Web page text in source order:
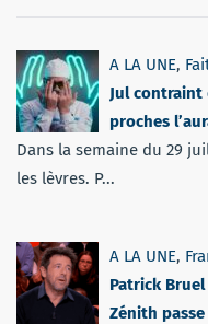
A LA UNE,
Jul contraint
proches
Dans la semaine du 29
les lèvres. P...
A LA UNE,
Patrick
Zénith